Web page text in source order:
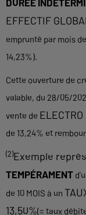
DURÉE
EFFECTIF
emprunté par mois
14,23%).
Cette ouverture de
valable, du 28/05/
vente de
de 13,24% et
(2)Exemple
TEMPÉRAMENT
de 10 MOIS à un
13,50%(= taux